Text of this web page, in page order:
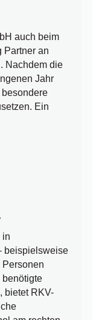
auch beim
Partner an
Nachdem die
Jahr
Ein
in
beispielsweise
benötigte
bietet RKV-